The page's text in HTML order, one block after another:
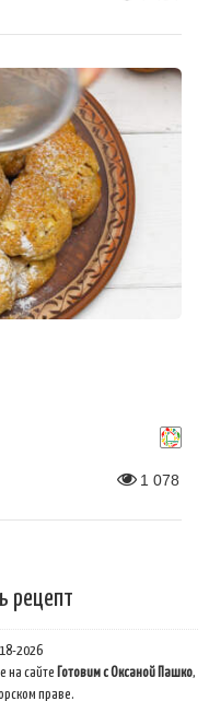
1 078
рецепт
2026
на сайте Готовим с Оксаной Пашко,
праве.